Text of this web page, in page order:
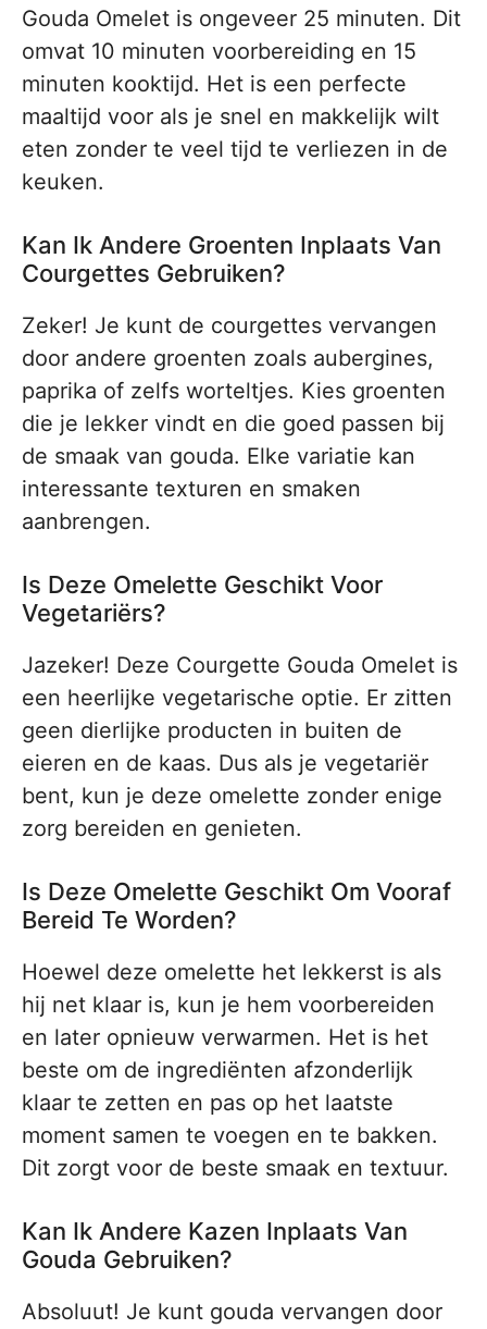
Gouda Omelet is ongeveer 25 minuten. Dit
omvat 10 minuten voorbereiding en 15
minuten kooktijd. Het is een perfecte
maaltijd voor als je snel en makkelijk wilt
eten zonder te veel tijd te verliezen in de
keuken.
Kan Ik Andere Groenten Inplaats Van
Courgettes Gebruiken?
Zeker! Je kunt de courgettes vervangen
door andere groenten zoals aubergines,
paprika of zelfs worteltjes. Kies groenten
die je lekker vindt en die goed passen bij
de smaak van gouda. Elke variatie kan
interessante texturen en smaken
aanbrengen.
Is Deze Omelette Geschikt Voor
Vegetariërs?
Jazeker! Deze Courgette Gouda Omelet is
een heerlijke vegetarische optie. Er zitten
geen dierlijke producten in buiten de
eieren en de kaas. Dus als je vegetariër
bent, kun je deze omelette zonder enige
zorg bereiden en genieten.
Is Deze Omelette Geschikt Om Vooraf
Bereid Te Worden?
Hoewel deze omelette het lekkerst is als
hij net klaar is, kun je hem voorbereiden
en later opnieuw verwarmen. Het is het
beste om de ingrediënten afzonderlijk
klaar te zetten en pas op het laatste
moment samen te voegen en te bakken.
Dit zorgt voor de beste smaak en textuur.
Kan Ik Andere Kazen Inplaats Van
Gouda Gebruiken?
Absoluut! Je kunt gouda vervangen door